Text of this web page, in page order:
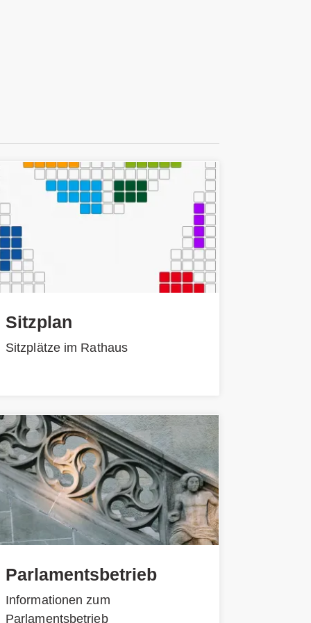
Sitzplan
Sitzplätze im Rathaus
Parlamentsbetrieb
Informationen zum
Parlamentsbetrieb